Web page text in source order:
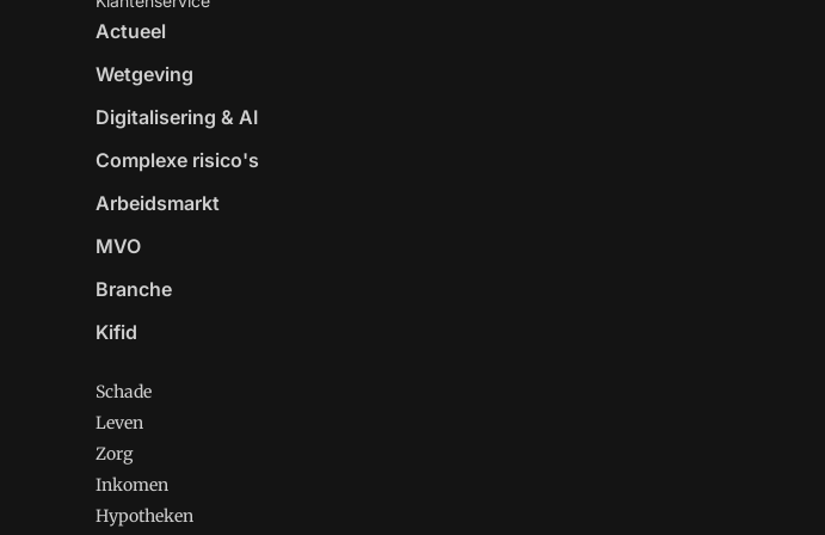
Actueel
Wetgeving
Digitalisering & AI
Complexe risico's
Arbeidsmarkt
MVO
Branche
Kifid
Schade
Leven
Zorg
Inkomen
Hypotheken